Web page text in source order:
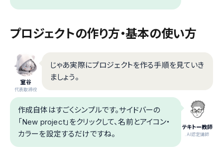
プロジェクトの作り方・基本の使い方
室谷
代表取締役
じゃあ実際にプロジェクトを作る手順を見ていき
ましょう。
テキトー教師
.AI認定講師
作成自体はすごくシンプルです。サイドバーの
「New project」をクリックして、名前とアイコン・
カラーを設定するだけですね。